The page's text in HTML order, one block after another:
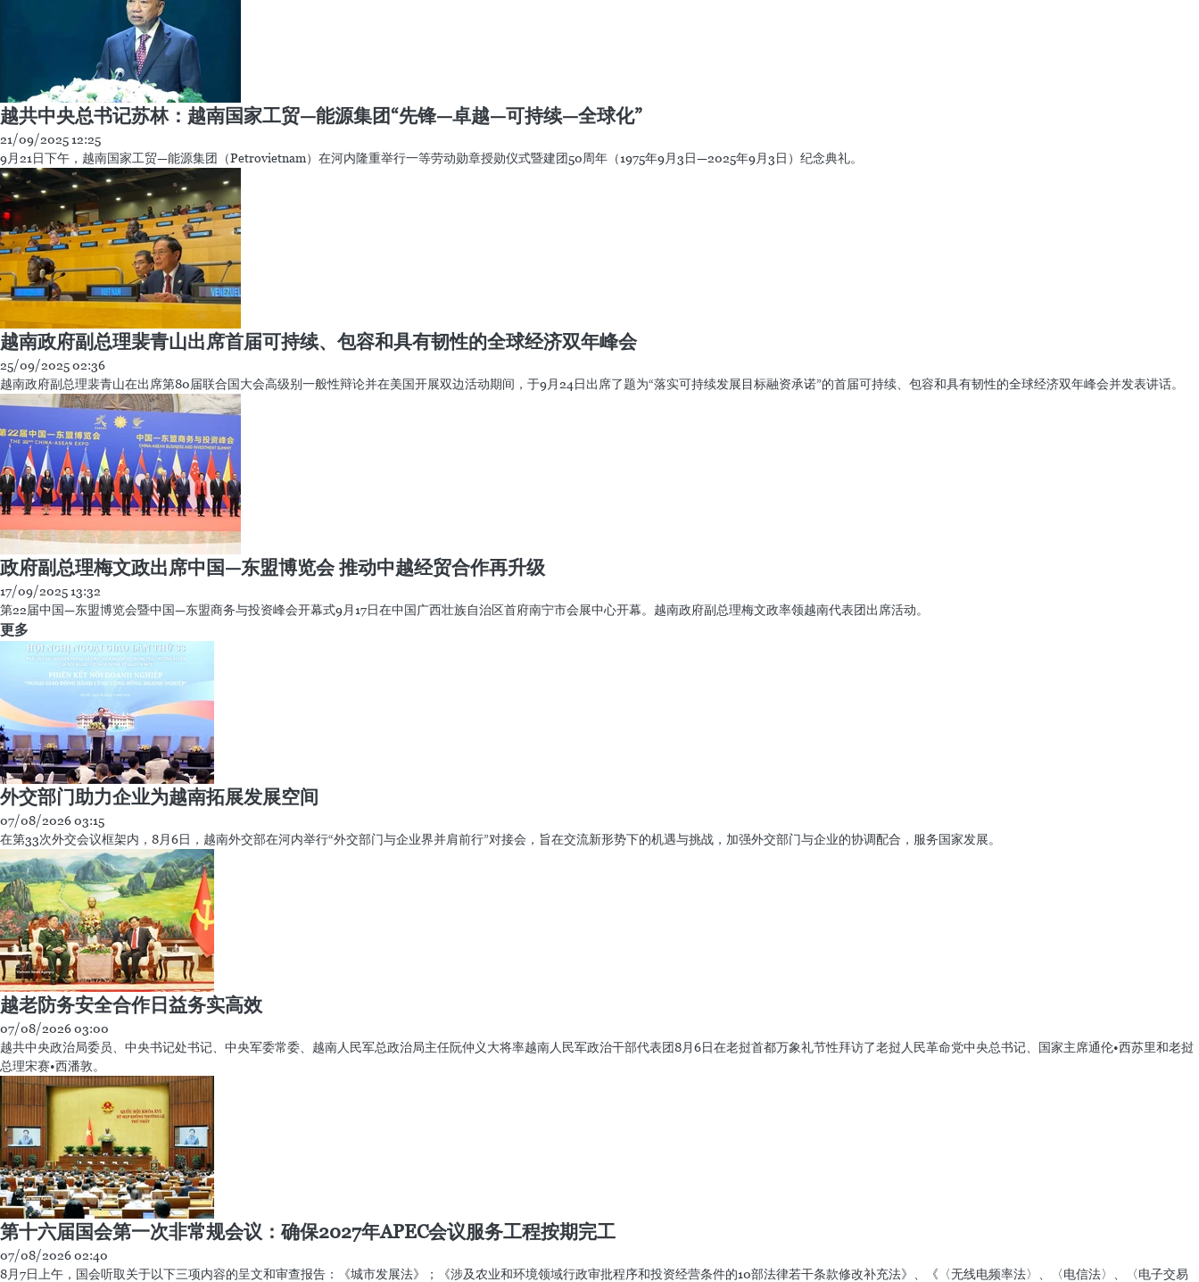
越共中央总书记苏林：越南国家工贸—能源集团“先锋—卓越—可持续—全球化”
21/09/2025 12:25
9月21日下午，越南国家工贸—能源集团（Petrovietnam）在河内隆重举行一等劳动勋章授勋仪式暨建团50周年（1975年9月3日—2025年9月3日）纪念典礼。
越南政府副总理裴青山出席首届可持续、包容和具有韧性的全球经济双年峰会
25/09/2025 02:36
越南政府副总理裴青山在出席第80届联合国大会高级别一般性辩论并在美国开展双边活动期间，于9月24日出席了题为“落实可持续发展目标融资承诺”的首届可持续、包容和具有韧性的全球经济双年峰会并发表讲话。
政府副总理梅文政出席中国—东盟博览会 推动中越经贸合作再升级
17/09/2025 13:32
第22届中国—东盟博览会暨中国—东盟商务与投资峰会开幕式9月17日在中国广西壮族自治区首府南宁市会展中心开幕。越南政府副总理梅文政率领越南代表团出席活动。
更多
外交部门助力企业为越南拓展发展空间
07/08/2026 03:15
在第33次外交会议框架内，8月6日，越南外交部在河内举行“外交部门与企业界并肩前行”对接会，旨在交流新形势下的机遇与挑战，加强外交部门与企业的协调配合，服务国家发展。
越老防务安全合作日益务实高效
07/08/2026 03:00
越共中央政治局委员、中央书记处书记、中央军委常委、越南人民军总政治局主任阮仲义大将率越南人民军政治干部代表团8月6日在老挝首都万象礼节性拜访了老挝人民革命党中央总书记、国家主席通伦•西苏里和老挝
总理宋赛•西潘敦。
第十六届国会第一次非常规会议：确保2027年APEC会议服务工程按期完工
07/08/2026 02:40
8月7日上午，国会听取关于以下三项内容的呈文和审查报告：《城市发展法》；《涉及农业和环境领域行政审批程序和投资经营条件的10部法律若干条款修改补充法》、《〈无线电频率法〉、〈电信法〉、〈电子交易